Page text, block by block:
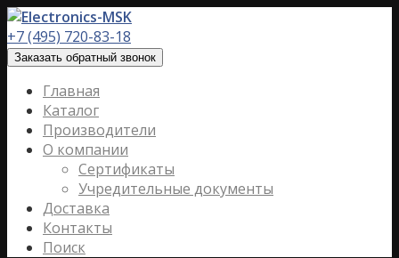
+7 (495) 720-83-18
Заказать обратный звонок
Главная
Каталог
Производители
О компании
Сертификаты
Учредительные документы
Доставка
Контакты
Поиск